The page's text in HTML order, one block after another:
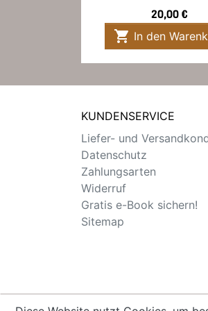
Preis
20,00 €
 In den
KUNDENSERVICE
Liefer- und
Datenschutz
Zahlungsarten
Widerruf
Gratis e-Book sichern!
Sitemap